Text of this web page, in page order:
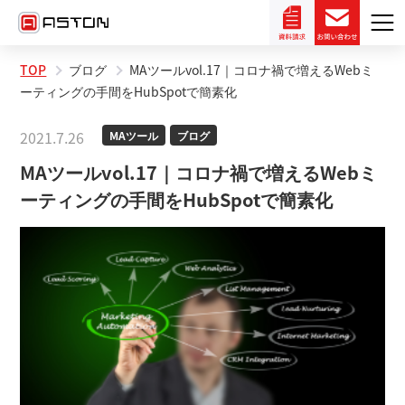
TOP ブログ
MAツールvol.17｜コロナ禍で増えるWebミ
ーティングの手間をHubSpotで簡素化
2021.7.26 MAツール ブログ
MAツールvol.17｜コロナ禍で増えるWebミ
ーティングの手間をHubSpotで簡素化